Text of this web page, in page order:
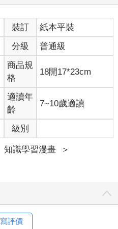
裝訂
紙本平裝
分級 普通級
商品規
格
18開17*23cm
適讀年
齡
7~10歲適讀
級別
知識學習漫畫
＞
寫評價